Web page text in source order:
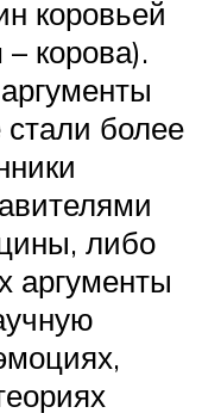
коровьей
корова).
более
либо
аргументы